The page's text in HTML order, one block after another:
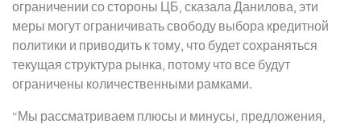
ограничении со стороны ЦБ, сказала Данилова, эти
меры могут ограничивать свободу выбора кредитной
политики и приводить к тому, что будет сохраняться
текущая структура рынка, потому что все будут
ограничены количественными рамками.
“Мы рассматриваем плюсы и минусы, предложения,